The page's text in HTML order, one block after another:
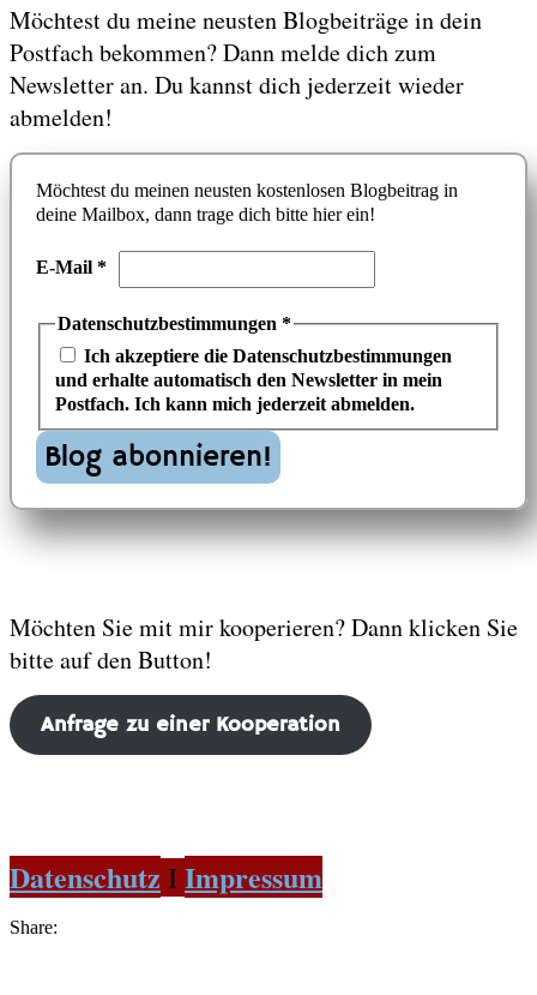
Möchtest du meine neusten Blogbeiträge in dein
Postfach bekommen? Dann melde dich zum
Newsletter an. Du kannst dich jederzeit wieder
abmelden!
Möchtest du meinen neusten kostenlosen Blogbeitrag in
deine Mailbox, dann trage dich bitte hier ein!
E-Mail *
Datenschutzbestimmungen *
Ich akzeptiere die Datenschutzbestimmungen
und erhalte automatisch den Newsletter in mein
Postfach. Ich kann mich jederzeit abmelden.
Möchten Sie mit mir kooperieren? Dann klicken Sie
bitte auf den Button!
Anfrage zu einer Kooperation
Datenschutz ΙImpressum
Share: